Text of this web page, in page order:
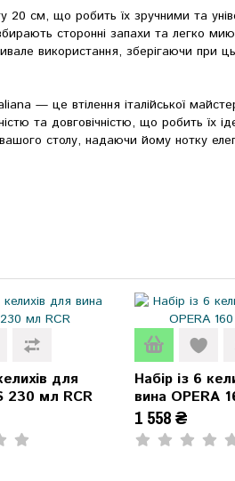
см, що робить їх зручними та
сторонні запахи та легко
використання, зберігаючи при
— це втілення італійської
та довговічністю, що робить їх
столу, надаючи йому нотку
для
230 мл RCR
Набір із 6
вина OPERA
1 558 ₴